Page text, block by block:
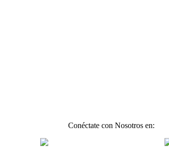
Conéctate con Nosotros en: